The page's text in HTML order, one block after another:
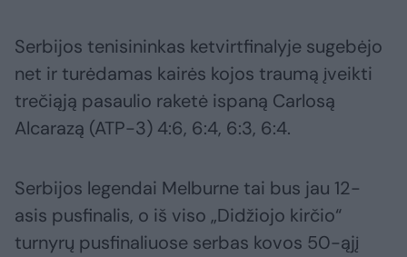
Serbijos tenisininkas ketvirtfinalyje sugebėjo
net ir turėdamas kairės kojos traumą įveikti
trečiąją pasaulio raketė ispaną Carlosą
Alcarazą (ATP-3) 4:6, 6:4, 6:3, 6:4.
Serbijos legendai Melburne tai bus jau 12-
asis pusfinalis, o iš viso „Didžiojo kirčio“
turnyrų pusfinaliuose serbas kovos 50-ąjį